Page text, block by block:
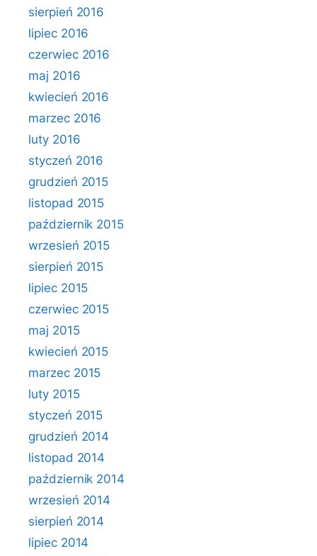
sierpień 2016
lipiec 2016
czerwiec 2016
maj 2016
kwiecień 2016
marzec 2016
luty 2016
styczeń 2016
grudzień 2015
listopad 2015
październik 2015
wrzesień 2015
sierpień 2015
lipiec 2015
czerwiec 2015
maj 2015
kwiecień 2015
marzec 2015
luty 2015
styczeń 2015
grudzień 2014
listopad 2014
październik 2014
wrzesień 2014
sierpień 2014
lipiec 2014